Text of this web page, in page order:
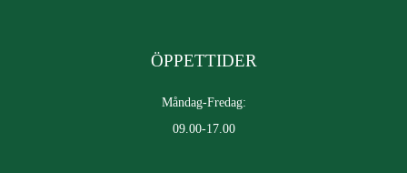
ÖPPETTIDER
Måndag-Fredag:
09.00-17.00